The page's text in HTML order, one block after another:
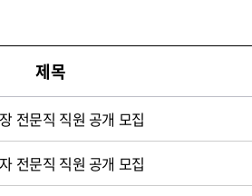
제목
전문직 직원 공개 모집
전문직 직원 공개 모집